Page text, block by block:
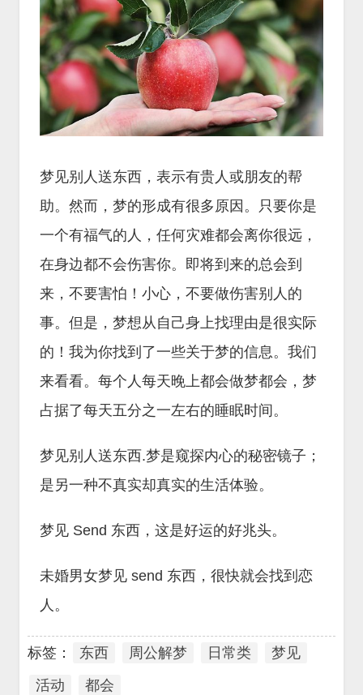
梦见别人送东西，表示有贵人或朋友的帮
助。然而，梦的形成有很多原因。只要你是
一个有福气的人，任何灾难都会离你很远，
在身边都不会伤害你。即将到来的总会到
来，不要害怕！小心，不要做伤害别人的
事。但是，梦想从自己身上找理由是很实际
的！我为你找到了一些关于梦的信息。我们
来看看。每个人每天晚上都会做梦都会，梦
占据了每天五分之一左右的睡眠时间。
梦见别人送东西.梦是窥探内心的秘密镜子；
是另一种不真实却真实的生活体验。
梦见 Send 东西，这是好运的好兆头。
未婚男女梦见 send 东西，很快就会找到恋
人。
标签： 东西 周公解梦 日常类
梦见
活动
都会